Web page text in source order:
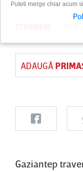
ADAUGĂ
Gaziantep
Puteti merge chiar acum